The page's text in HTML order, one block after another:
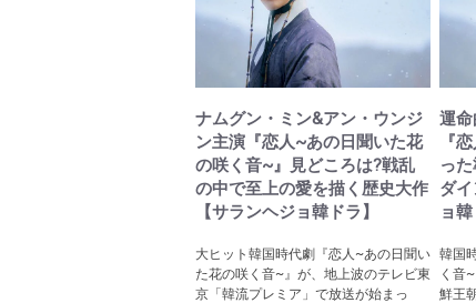
ナムグン・ミン&アン・ウンジ
ン主演『恋人~あの日聞いた花
の咲く音~』見どころは?戦乱
の中で至上の愛を描く歴史大作
【サランヘジョ韓ドラ】
大ヒット韓国時代劇『恋人~あの日聞い
た花の咲く音~』が、地上波のテレビ東
京「韓流プレミア」で放送が始まっ
運
『
っ
ダ
ョ韓
韓国
く音
鮮王